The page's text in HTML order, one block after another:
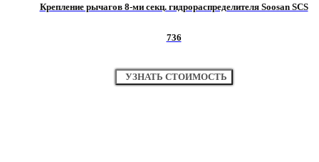
Крепление рычагов 8-ми секц. гидрораспределителя Soosan SCS
736
УЗНАТЬ СТОИМОСТЬ